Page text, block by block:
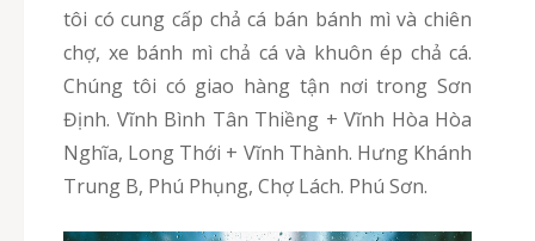
tôi có cung cấp chả cá bán bánh mì và chiên
chợ, xe bánh mì chả cá và khuôn ép chả cá.
Chúng tôi có giao hàng tận nơi trong Sơn
Định. Vĩnh Bình Tân Thiềng + Vĩnh Hòa Hòa
Nghĩa, Long Thới + Vĩnh Thành. Hưng Khánh
Trung B, Phú Phụng, Chợ Lách. Phú Sơn.